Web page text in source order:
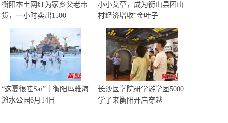
衡阳本土网红为家乡父老带
货，一小时卖出1500
小小艾草，成为衡山县团山
村经济增收“金叶子
“这夏很哇Sai”｜衡阳玛雅海
滩水公园6月14日
长沙医学院研学游学团5000
学子来衡阳开启穿越